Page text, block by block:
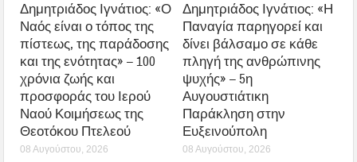
Δημητριάδος Ιγνάτιος: «Ο
Ναός είναι ο τόπος της
πίστεως, της παράδοσης
και της ενότητας» – 100
χρόνια ζωής και
προσφοράς του Ιερού
Ναού Κοιμήσεως της
Θεοτόκου Πτελεού
08 Αυγούστου, 2026
Δημητριάδος Ιγνάτιος: «Η
Παναγία παρηγορεί και
δίνει βάλσαμο σε κάθε
πληγή της ανθρώπινης
ψυχής» – 5η
Αυγουστιάτικη
Παράκληση στην
Ευξεινούπολη
08 Αυγούστου, 2026